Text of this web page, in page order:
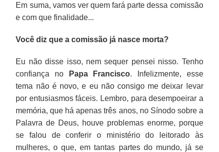
Em suma, vamos ver quem fará parte dessa comissão
e com que finalidade...
Você diz que a comissão já nasce morta?
Eu não disse isso, nem sequer pensei nisso. Tenho
confiança no
Papa Francisco. Infelizmente, esse
tema não é novo, e eu não consigo me deixar levar
por entusiasmos fáceis. Lembro, para desempoeirar a
memória, que há apenas três anos, no Sínodo sobre a
Palavra de Deus, houve problemas enorme, porque
se falou de conferir o ministério do leitorado às
mulheres, o que, em tantas partes do mundo, já se